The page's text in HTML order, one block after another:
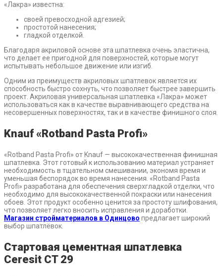
«Лакра» известна:
своей превосходной адгезией;
простотой нанесения;
гладкой отделкой.
Благодаря акриловой основе эта шпатлевка очень эластична,
что делает ее пригодной для поверхностей, которые могут
испытывать небольшое движение или изгиб.
Одним из преимуществ акриловых шпатлевок является их
способность быстро сохнуть, что позволяет быстрее завершить
проект. Акриловая универсальная шпатлевка «Лакра» может
использоваться как в качестве выравнивающего средства на
несовершенных поверхностях, так и в качестве финишного слоя.
Knauf «Rotband Pasta Profi»
«Rotband Pasta Profi» от Knauf — высококачественная финишная
шпатлевка. Этот готовый к использованию материал устраняет
необходимость в тщательном смешивании, экономя время и
уменьшая беспорядок во время нанесения. «Rotband Pasta
Profi» разработана для обеспечения сверхгладкой отделки, что
необходимо для высококачественной покраски или нанесения
обоев. Этот продукт особенно ценится за простоту шлифования,
что позволяет легко вносить исправления и доработки.
Магазин стройматериалов в Одинцово предлагает широкий
выбор шпатлёвок.
Стартовая цементная шпатлевка
Ceresit CT 29